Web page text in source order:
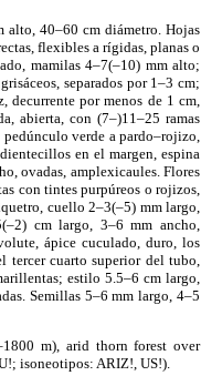
alto, 40–60 cm diámetro. Hojas
flexibles a rígidas, planas o
mamilas 4–7(–10) mm alto;
separados por 1–3 cm;
decurrente por menos de 1 cm,
abierta, con (7–)11–25 ramas
verde a pardo–rojizo,
en el margen, espina
ovadas, amplexicaules. Flores
con tintes purpúreos o rojizos,
cuello 2–3(–5) mm largo,
cm largo, 3–6 mm ancho,
ápice cuculado, duro, los
tercer cuarto superior del tubo,
estilo 5.5–6 cm largo,
Semillas 5–6 mm largo, 4–5
m), arid thorn forest over
isoneotipos: ARIZ!, US!).